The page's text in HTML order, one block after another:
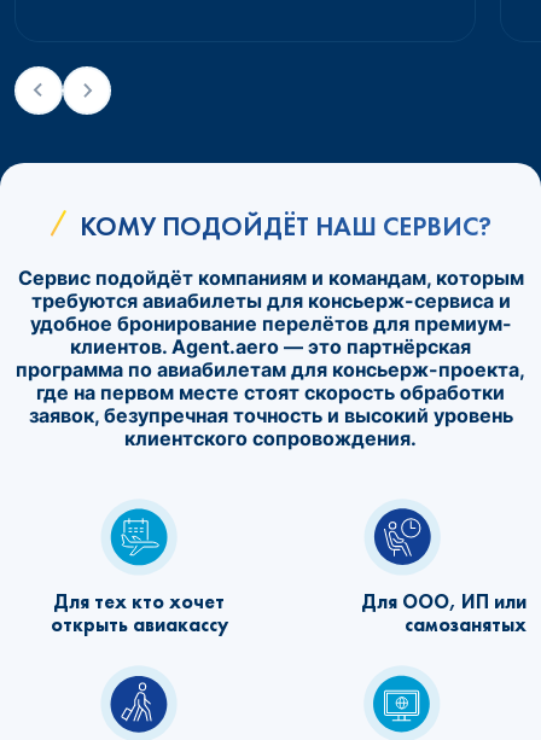
КОМУ ПОДОЙДЁТ НАШ СЕРВИС?
Сервис подойдёт компаниям и командам, которым
требуются авиабилеты для консьерж-сервиса и
удобное бронирование перелётов для премиум-
клиентов. Agent.aero — это партнёрская
программа по авиабилетам для консьерж-проекта,
где на первом месте стоят скорость обработки
заявок, безупречная точность и высокий уровень
клиентского сопровождения.
Для тех кто хочет
открыть авиакассу
Для ООО, ИП или
самозанятых